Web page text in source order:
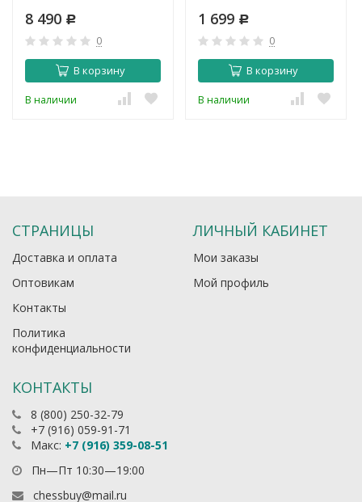
8 490 Р
0
В корзину
В наличии
1 699 Р
0
В корзину
В наличии
СТРАНИЦЫ
Доставка и оплата
Оптовикам
Контакты
Политика
конфиденциальности
ЛИЧНЫЙ КАБИНЕТ
Мои заказы
Мой профиль
КОНТАКТЫ
8 (800) 250-32-79
+7 (916) 059-91-71
Макс: +7 (916) 359-08-51
Пн—Пт 10:30—19:00
chessbuy@mail.ru